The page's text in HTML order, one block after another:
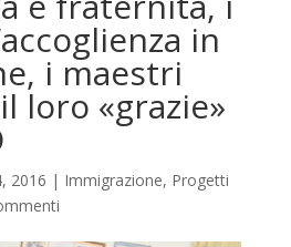
in
i maestri
loro «grazie»
2016 | Immigrazione, Progetti